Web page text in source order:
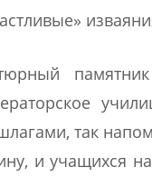
так
и учащихся